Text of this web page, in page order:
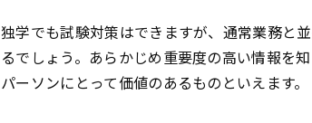
独学でも試験対策はできますが、通常業務と
るでしょう。あらかじめ重要度の高い情報を
パーソンにとって価値のあるものといえます。